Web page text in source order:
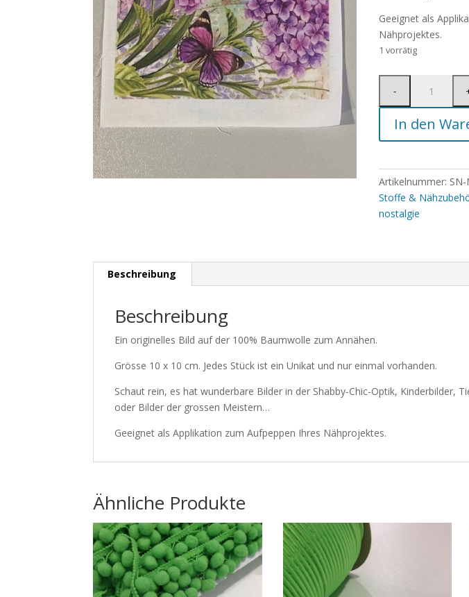
Geeignet als
Nähprojektes.
1 vorrätig
In den
Artikelnummer:
Stoffe &
nostalgie
Beschreibung
Beschreibung
Ein originelles Bild auf der 100% Baumwolle zum Annähen.
Grösse 10 x 10 cm. Jedes Stück ist ein Unikat und nur einmal vorhanden.
Schaut rein, es hat wunderbare Bilder in der Shabby-Chic-Optik, Kinderbilder,
oder Bilder der grossen Meistern…
Geeignet als Applikation zum Aufpeppen Ihres Nähprojektes.
Ähnliche Produkte